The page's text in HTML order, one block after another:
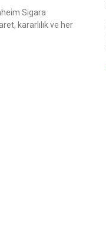
Sigara
kararlılık ve her